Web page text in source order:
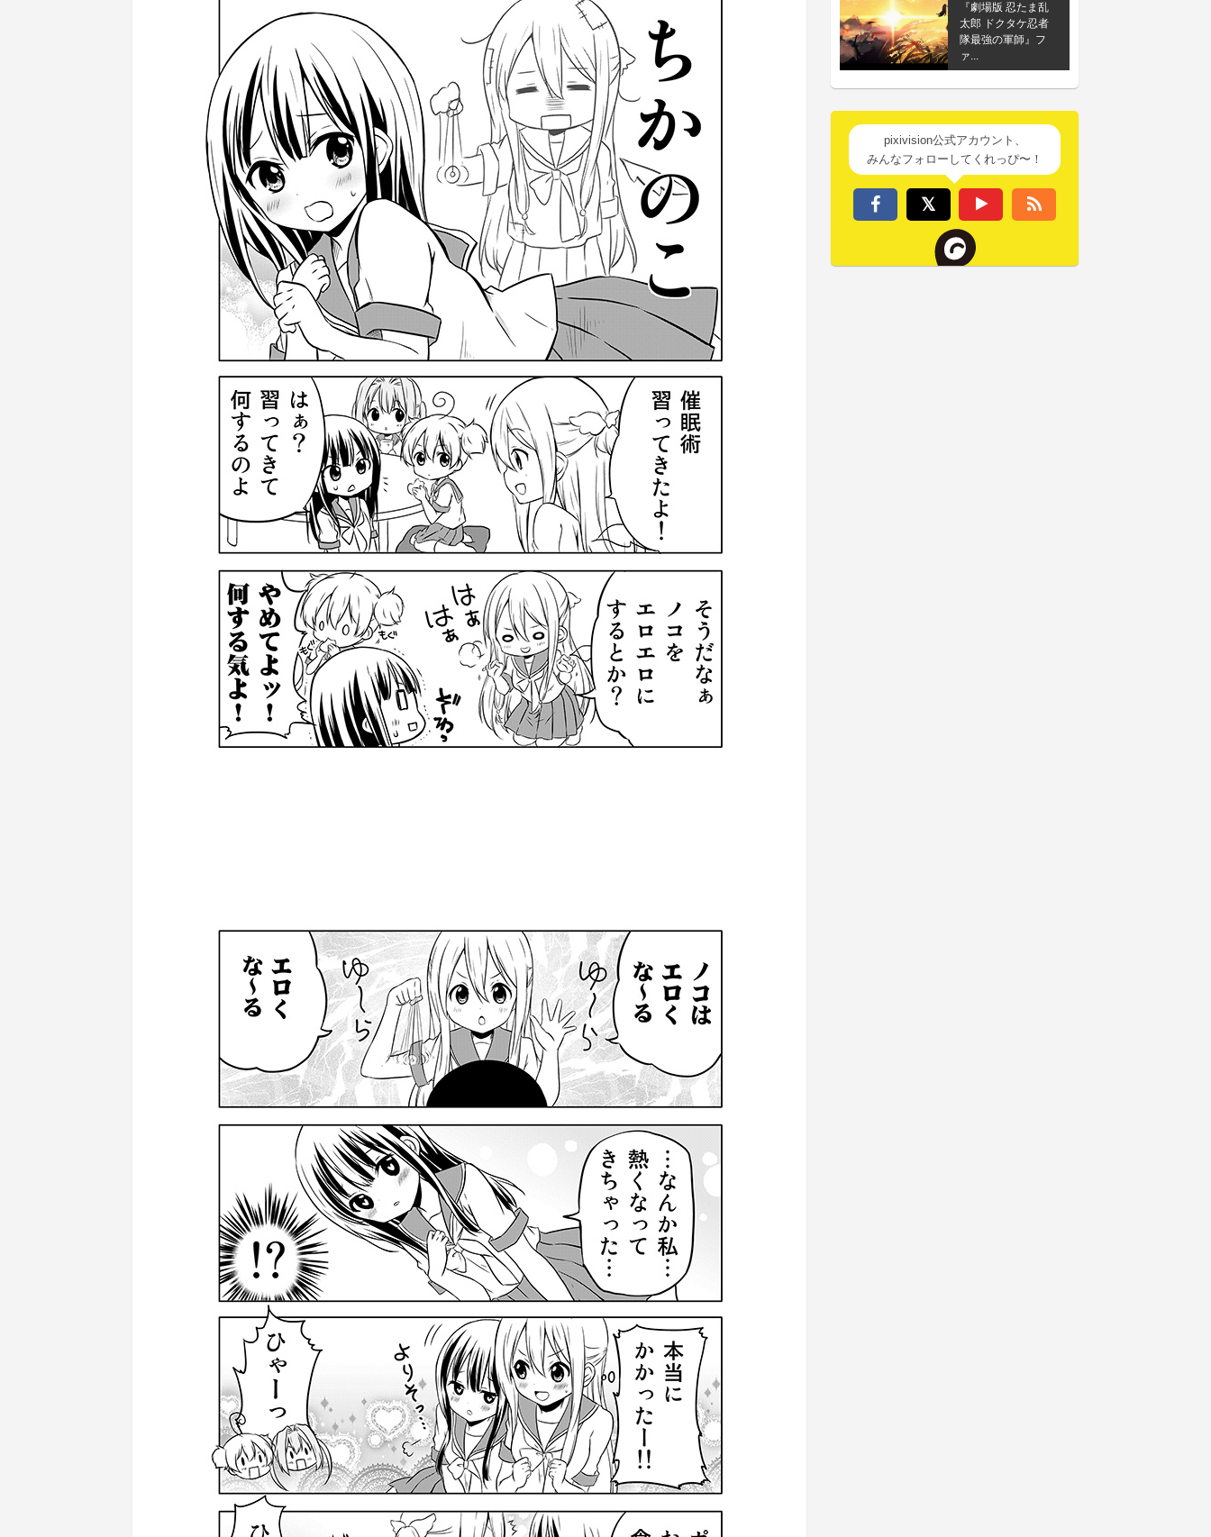
『劇場版 忍たま乱
太郎 ドクタケ忍者
隊最強の軍師』フ
ァ...
pixivision公式アカウント、
みんなフォローしてくれっぴ〜！